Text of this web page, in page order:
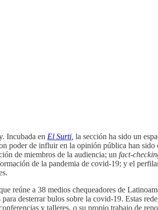
Incubada en El Surti la sección ha sido un
poder de influir en la opinión pública han sido
de miembros de la audiencia; un fact-
de la pandemia de covid-19; y el
reúne a 38 medios chequeadores de
desterrar bulos sobre la covid-19. Estas
y talleres, o su propio trabajo de